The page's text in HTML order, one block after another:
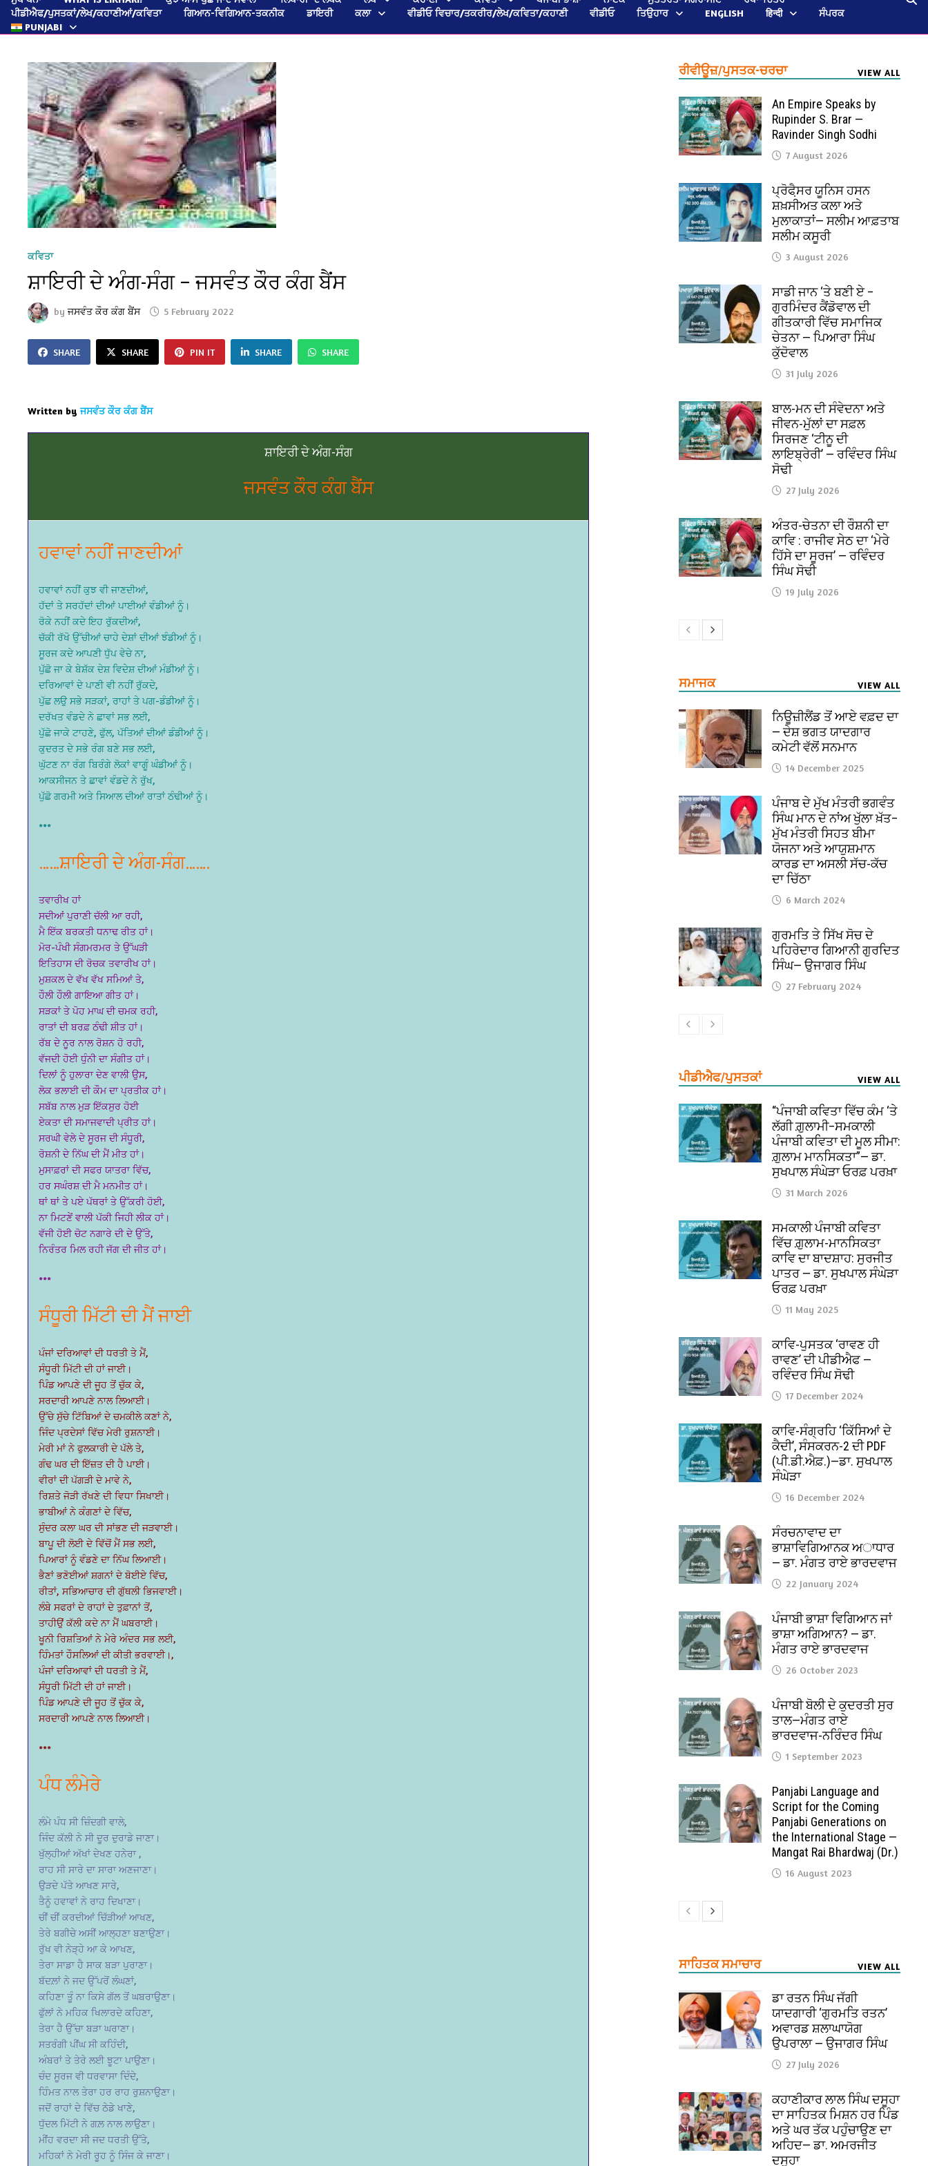
ਪੀਡੀਐਫ/ਪੁਸਤਕਾਂ/ਲੇਖ/ਕਹਾਣੀਆਂ/ਕਵਿਤਾ
ਗਿਆਨ-ਵਿਗਿਆਨ-ਤਕਨੀਕ ਡਾਇਰੀ ਕਲਾ ਵੀਡੀਓ ਵਿਚਾਰ/ਤਕਰੀਰ/ਲੇਖ/ਕਵਿਤਾ/ਕਹਾਣੀ ਵੀਡੀਓ ਤਿਉਹਾਰ ENGLISH हिन्दी
ਸੰਪਰਕ
PUNJABI
ਕਵਿਤਾ
ਸ਼ਾਇਰੀ ਦੇ ਅੰਗ-ਸੰਗ – ਜਸਵੰਤ ਕੌਰ ਕੰਗ ਬੈਂਸ
byਜਸਵੰਤ ਕੌਰ ਕੰਗ ਬੈਂਸ 5 February 2022
SHARE SHARE PIN IT SHARE SHARE
Written by ਜਸਵੰਤ ਕੌਰ ਕੰਗ ਬੈਂਸ
ਸ਼ਾਇਰੀ ਦੇ ਅੰਗ-ਸੰਗ
ਜਸਵੰਤ ਕੌਰ ਕੰਗ ਬੈਂਸ
ਹਵਾਵਾਂ ਨਹੀਂ ਜਾਣਦੀਆਂ
ਹਵਾਵਾਂ ਨਹੀਂ ਕੁਝ ਵੀ ਜਾਣਦੀਆਂ,
ਹੱਦਾਂ ਤੇ ਸਰਹੱਦਾਂ ਦੀਆਂ ਪਾਈਆਂ ਵੰਡੀਆਂ ਨੂੰ।
ਰੋਕੇ ਨਹੀਂ ਕਦੇ ਇਹ ਰੁੱਕਦੀਆਂ,
ਚੱਕੀ ਰੱਖੋ ਉੱਚੀਆਂ ਚਾਹੇ ਦੇਸ਼ਾਂ ਦੀਆਂ ਝੰਡੀਆਂ ਨੂੰ।
ਸੂਰਜ ਕਦੇ ਆਪਣੀ ਧੁੱਪ ਵੇਚੇ ਨਾ,
ਪੁੱਛੋ ਜਾ ਕੇ ਬੇਸ਼ੱਕ ਦੇਸ਼ ਵਿਦੇਸ਼ ਦੀਆਂ ਮੰਡੀਆਂ ਨੂੰ।
ਦਰਿਆਵਾਂ ਦੇ ਪਾਣੀ ਵੀ ਨਹੀਂ ਰੁੱਕਦੇ,
ਪੁੱਛ ਲਉ ਸਭੇ ਸੜਕਾਂ, ਰਾਹਾਂ ਤੇ ਪਗ-ਡੰਡੀਆਂ ਨੂੰ।
ਦਰੱਖਤ ਵੰਡਦੇ ਨੇ ਛਾਵਾਂ ਸਭ ਲਈ,
ਪੁੱਛੋ ਜਾਕੇ ਟਾਹਣੇ, ਫੁੱਲ, ਪੱਤਿਆਂ ਦੀਆਂ ਡੰਡੀਆਂ ਨੂੰ।
ਕੁਦਰਤ ਦੇ ਸਭੇ ਰੰਗ ਬਣੇ ਸਭ ਲਈ,
ਘੁੱਟਣ ਨਾ ਰੰਗ ਬਿਰੰਗੇ ਲੋਕਾਂ ਵਾਗੂੰ ਘੰਡੀਆਂ ਨੂੰ।
ਆਕਸੀਜਨ ਤੇ ਛਾਵਾਂ ਵੰਡਦੇ ਨੇ ਰੁੱਖ,
ਪੁੱਛੋ ਗਰਮੀ ਅਤੇ ਸਿਆਲ ਦੀਆਂ ਰਾਤਾਂ ਠੰਢੀਆਂ ਨੂੰ।
***
……ਸ਼ਾਇਰੀ ਦੇ ਅੰਗ-ਸੰਗ…….
ਤਵਾਰੀਖ ਹਾਂ
ਸਦੀਆਂ ਪੁਰਾਣੀ ਚੱਲੀ ਆ ਰਹੀ,
ਮੈ ਇੱਕ ਬਰਕਤੀ ਧਨਾਢ ਰੀਤ ਹਾਂ।
ਮੋਰ-ਪੰਖੀ ਸੰਗਮਰਮਰ ਤੇ ਉੱਘੜੀ
ਇਤਿਹਾਸ ਦੀ ਰੋਚਕ ਤਵਾਰੀਖ ਹਾਂ।
ਮੁਸ਼ਕਲ ਦੇ ਵੱਖ ਵੱਖ ਸਮਿਆਂ ਤੇ,
ਹੌਲੀ ਹੌਲੀ ਗਾਇਆ ਗੀਤ ਹਾਂ।
ਸੜਕਾਂ ਤੇ ਪੋਹ ਮਾਘ ਦੀ ਚਮਕ ਰਹੀ,
ਰਾਤਾਂ ਦੀ ਬਰਫ਼ ਠੰਢੀ ਸ਼ੀਤ ਹਾਂ।
ਰੱਬ ਦੇ ਨੂਰ ਨਾਲ ਰੋਸ਼ਨ ਹੋ ਰਹੀ,
ਵੱਜਦੀ ਹੋਈ ਧੁੰਨੀ ਦਾ ਸੰਗੀਤ ਹਾਂ।
ਦਿਲਾਂ ਨੂੰ ਹੁਲਾਰਾ ਦੇਣ ਵਾਲੀ ਉਸ,
ਲੋਕ ਭਲਾਈ ਦੀ ਕੌਮ ਦਾ ਪ੍ਰਤੀਕ ਹਾਂ।
ਸਬੱਬ ਨਾਲ ਮੁੜ ਇੱਕਸੁਰ ਹੋਈ
ਏਕਤਾ ਦੀ ਸਮਾਜਵਾਦੀ ਪ੍ਰੀਤ ਹਾਂ।
ਸਰਘੀ ਵੇਲੇ ਦੇ ਸੂਰਜ ਦੀ ਸੰਧੂਰੀ,
ਰੋਸ਼ਨੀ ਦੇ ਨਿੱਘ ਦੀ ਮੈਂ ਮੀਤ ਹਾਂ।
ਮੁਸਾਫ਼ਰਾਂ ਦੀ ਸਫਰ ਯਾਤਰਾ ਵਿੱਚ,
ਹਰ ਸਘੰਰਸ਼ ਦੀ ਮੈ ਮਨਮੀਤ ਹਾਂ।
ਥਾਂ ਥਾਂ ਤੇ ਪਏ ਪੱਥਰਾਂ ਤੇ ਉੱਕਰੀ ਹੋਈ,
ਨਾ ਮਿਟਣੇਂ ਵਾਲੀ ਪੱਕੀ ਜਿਹੀ ਲੀਕ ਹਾਂ।
ਵੱਜੀ ਹੋਈ ਚੋਟ ਨਗਾਰੇ ਦੀ ਦੇ ਉੱਤੇ,
ਨਿਰੰਤਰ ਮਿਲ ਰਹੀ ਜੱਗ ਦੀ ਜੀਤ ਹਾਂ।
***
ਸੰਧੂਰੀ ਮਿੱਟੀ ਦੀ ਮੈਂ ਜਾਈ
ਪੰਜਾਂ ਦਰਿਆਵਾਂ ਦੀ ਧਰਤੀ ਤੇ ਮੈਂ,
ਸੰਧੂਰੀ ਮਿੱਟੀ ਦੀ ਹਾਂ ਜਾਈ।
ਪਿੰਡ ਆਪਣੇ ਦੀ ਜੂਹ ਤੋਂ ਚੁੱਕ ਕੇ,
ਸਰਦਾਰੀ ਆਪਣੇ ਨਾਲ ਲਿਆਈ।
ਉੱਚੇ ਸੁੱਚੇ ਟਿੱਬਿਆਂ ਦੇ ਚਮਕੀਲੇ ਕਣਾਂ ਨੇ,
ਜਿੰਦ ਪ੍ਰਦੇਸਾਂ ਵਿੱਚ ਮੇਰੀ ਰੁਸ਼ਨਾਈ।
ਮੇਰੀ ਮਾਂ ਨੇ ਫੁਲਕਾਰੀ ਦੇ ਪੱਲੇ ਤੇ,
ਗੰਢ ਘਰ ਦੀ ਇੱਜ਼ਤ ਦੀ ਹੈ ਪਾਈ।
ਵੀਰਾਂ ਦੀ ਪੱਗੜੀ ਦੇ ਮਾਵੇ ਨੇ,
ਰਿਸ਼ਤੇ ਜੋੜੀ ਰੱਖਣੇ ਦੀ ਵਿਧਾ ਸਿਖਾਈ।
ਭਾਬੀਆਂ ਨੇ ਕੰਗਣਾਂ ਦੇ ਵਿੱਚ,
ਸੁੰਦਰ ਕਲਾ ਘਰ ਦੀ ਸਾਂਭਣ ਦੀ ਜੜਵਾਈ।
ਬਾਪੂ ਦੀ ਲੋਈ ਦੇ ਵਿੱਚੋਂ ਮੈਂ ਸਭ ਲਈ,
ਪਿਆਰਾਂ ਨੂੰ ਵੰਡਣੇ ਦਾ ਨਿੱਘ ਲਿਆਈ।
ਭੈਣਾਂ ਭਣੋਈਆਂ ਸ਼ਗਨਾਂ ਦੇ ਬੋਈਏ ਵਿੱਚ,
ਰੀਤਾਂ, ਸਭਿਆਚਾਰ ਦੀ ਗੁੱਥਲੀ ਭਿਜਵਾਈ।
ਲੰਬੇ ਸਫਰਾਂ ਦੇ ਰਾਹਾਂ ਦੇ ਤੁਫ਼ਾਨਾਂ ਤੋਂ,
ਤਾਹੀਉਂ ਕੱਲੀ ਕਦੇ ਨਾ ਮੈਂ ਘਬਰਾਈ।
ਖੂਨੀ ਰਿਸ਼ਤਿਆਂ ਨੇ ਮੇਰੇ ਅੰਦਰ ਸਭ ਲਈ,
ਹਿੰਮਤਾਂ ਹੌਸਲਿਆਂ ਦੀ ਕੀਤੀ ਭਰਵਾਈ।,
ਪੰਜਾਂ ਦਰਿਆਵਾਂ ਦੀ ਧਰਤੀ ਤੇ ਮੈਂ,
ਸੰਧੂਰੀ ਮਿੱਟੀ ਦੀ ਹਾਂ ਜਾਈ।
ਪਿੰਡ ਆਪਣੇ ਦੀ ਜੂਹ ਤੋਂ ਚੁੱਕ ਕੇ,
ਸਰਦਾਰੀ ਆਪਣੇ ਨਾਲ ਲਿਆਈ।
***
ਪੰਧ ਲੰਮੇਰੇ
ਲੰਮੇ ਪੰਧ ਸੀ ਜ਼ਿੰਦਗੀ ਵਾਲੇ,
ਜਿੰਦ ਕੱਲੀ ਨੇ ਸੀ ਦੂਰ ਦੁਰਾਡੇ ਜਾਣਾ।
ਖੁੱਲ੍ਹੀਆਂ ਅੱਖਾਂ ਦੇਖਣ ਹਨੇਰਾ ,
ਰਾਹ ਸੀ ਸਾਰੇ ਦਾ ਸਾਰਾ ਅਣਜਾਣਾ।
ਉੜਦੇ ਪੱਤੇ ਆਖਣ ਸਾਰੇ,
ਤੈਨੂੰ ਹਵਾਵਾਂ ਨੇ ਰਾਹ ਦਿਖਾਣਾ।
ਚੀਂ ਚੀਂ ਕਰਦੀਆਂ ਚਿੱੜੀਆਂ ਆਖਣ,
ਤੇਰੇ ਬਗੀਚੇ ਅਸੀਂ ਆਲ੍ਹਣਾ ਬਣਾਉਣਾ।
ਰੁੱਖ ਵੀ ਨੇੜ੍ਹੇ ਆ ਕੇ ਆਖਣ,
ਤੇਰਾ ਸਾਡਾ ਹੈ ਸਾਕ ਬੜਾ ਪੁਰਾਣਾ।
ਬੱਦਲ਼ਾਂ ਨੇ ਜਦ ਉੱਪਰੋਂ ਲੰਘਣਾਂ,
ਕਹਿਣਾ ਤੂੰ ਨਾ ਕਿਸੇ ਗੱਲ ਤੋਂ ਘਬਰਾਉਣਾ।
ਫੁੱਲਾਂ ਨੇ ਮਹਿਕ ਖਿਲਾਰਦੇ ਕਹਿਣਾ,
ਤੇਰਾ ਹੈ ਉੱਚਾ ਬੜਾ ਘਰਾਣਾ।
ਸਤਰੰਗੀ ਪੀਂਘ ਸੀ ਕਹਿੰਦੀ,
ਅੰਬਰਾਂ ਤੇ ਤੇਰੇ ਲਈ ਝੂਟਾ ਪਾਉਣਾ।
ਚੰਦ ਸੂਰਜ ਵੀ ਧਰਵਾਸਾ ਦਿੰਦੇ,
ਹਿੰਮਤ ਨਾਲ ਤੇਰਾ ਹਰ ਰਾਹ ਰੁਸ਼ਨਾਉਣਾ।
ਜਦੋਂ ਰਾਹਾਂ ਦੇ ਵਿੱਚ ਠੇਡੇ ਖਾਣੇ,
ਧੁੱਦਲ ਮਿੱਟੀ ਨੇ ਗਲ਼ ਨਾਲ ਲਾਉਣਾ।
ਮੀਂਹ ਵਰਦਾ ਸੀ ਜਦ ਧਰਤੀ ਉੱਤੇ,
ਮਹਿਕਾਂ ਨੇ ਮੇਰੀ ਰੂਹ ਨੂੰ ਸਿੰਜ ਕੇ ਜਾਣਾ।
ਰੀਵੀਊਜ਼/ਪੁਸਤਕ-ਚਰਚਾ VIEW ALL
An Empire Speaks by
Rupinder S. Brar —
Ravinder Singh Sodhi
7 August 2026
ਪ੍ਰੋਫੈ਼ਸਰ ਯੂਨਿਸ ਹਸਨ
ਸ਼ਖ਼ਸੀਅਤ ਕਲਾ ਅਤੇ
ਮੁਲਾਕਾਤਾਂ— ਸਲੀਮ ਆਫ਼ਤਾਬ
ਸਲੀਮ ਕਸੂਰੀ
3 August 2026
ਸਾਡੀ ਜਾਨ ‘ਤੇ ਬਣੀ ਏ –
ਗੁਰਮਿੰਦਰ ਕੈਂਡੋਵਾਲ ਦੀ
ਗੀਤਕਾਰੀ ਵਿੱਚ ਸਮਾਜਿਕ
ਚੇਤਨਾ — ਪਿਆਰਾ ਸਿੰਘ
ਕੁੱਦੋਵਾਲ
31 July 2026
ਬਾਲ-ਮਨ ਦੀ ਸੰਵੇਦਨਾ ਅਤੇ
ਜੀਵਨ-ਮੁੱਲਾਂ ਦਾ ਸਫ਼ਲ
ਸਿਰਜਣ ‘ਟੀਨੂ ਦੀ
ਲਾਇਬ੍ਰੇਰੀ’ — ਰਵਿੰਦਰ ਸਿੰਘ
ਸੋਢੀ
27 July 2026
ਅੰਤਰ-ਚੇਤਨਾ ਦੀ ਰੌਸ਼ਨੀ ਦਾ
ਕਾਵਿ : ਰਾਜੀਵ ਸੇਠ ਦਾ ‘ਮੇਰੇ
ਹਿੱਸੇ ਦਾ ਸੂਰਜ’ — ਰਵਿੰਦਰ
ਸਿੰਘ ਸੋਢੀ
19 July 2026
ਸਮਾਜਕ VIEW ALL
ਨਿਊਜ਼ੀਲੈਂਡ ਤੋਂ ਆਏ ਵਫ਼ਦ ਦਾ
— ਦੇਸ਼ ਭਗਤ ਯਾਦਗਾਰ
ਕਮੇਟੀ ਵੱਲੋਂ ਸਨਮਾਨ
14 December 2025
ਪੰਜਾਬ ਦੇ ਮੁੱਖ ਮੰਤਰੀ ਭਗਵੰਤ
ਸਿੰਘ ਮਾਨ ਦੇ ਨਾਂਅ ਖੁੱਲਾ ਖ਼ੱਤ–
ਮੁੱਖ ਮੰਤਰੀ ਸਿਹਤ ਬੀਮਾ
ਯੋਜਨਾ ਅਤੇ ਆਯੁਸ਼ਮਾਨ
ਕਾਰਡ ਦਾ ਅਸਲੀ ਸੱਚ-ਕੱਚ
ਦਾ ਚਿੱਠਾ
6 March 2024
ਗੁਰਮਤਿ ਤੇ ਸਿੱਖ ਸੋਚ ਦੇ
ਪਹਿਰੇਦਾਰ ਗਿਆਨੀ ਗੁਰਦਿਤ
ਸਿੰਘ— ਉਜਾਗਰ ਸਿੰਘ
27 February 2024
ਪੀਡੀਐਫ/ਪੁਸਤਕਾਂ VIEW ALL
“ਪੰਜਾਬੀ ਕਵਿਤਾ ਵਿੱਚ ਕੰਮ ‘ਤੇ
ਲੱਗੀ ਗ਼ੁਲਾਮੀ–ਸਮਕਾਲੀ
ਪੰਜਾਬੀ ਕਵਿਤਾ ਦੀ ਮੂਲ ਸੀਮਾ:
ਗ਼ੁਲਾਮ ਮਾਨਸਿਕਤਾ”— ਡਾ.
ਸੁਖਪਾਲ ਸੰਘੇੜਾ ਓਰਫ਼ ਪਰਖ਼ਾ
31 March 2026
ਸਮਕਾਲੀ ਪੰਜਾਬੀ ਕਵਿਤਾ
ਵਿੱਚ ਗ਼ੁਲਾਮ-ਮਾਨਸਿਕਤਾ
ਕਾਵਿ ਦਾ ਬਾਦਸ਼ਾਹ: ਸੁਰਜੀਤ
ਪਾਤਰ — ਡਾ. ਸੁਖਪਾਲ ਸੰਘੇੜਾ
ਓਰਫ਼ ਪਰਖ਼ਾ
11 May 2025
ਕਾਵਿ-ਪੁਸਤਕ ‘ਰਾਵਣ ਹੀ
ਰਾਵਣ’ ਦੀ ਪੀਡੀਐਫ —
ਰਵਿੰਦਰ ਸਿੰਘ ਸੋਢੀ
17 December 2024
ਕਾਵਿ-ਸੰਗ੍ਰਹਿ ‘ਕਿੱਸਿਆਂ ਦੇ
ਕੈਦੀ’, ਸੰਸਕਰਨ-2 ਦੀ PDF
(ਪੀ.ਡੀ.ਐਫ਼.)—ਡਾ. ਸੁਖਪਾਲ
ਸੰਘੇੜਾ
16 December 2024
ਸੰਰਚਨਾਵਾਦ ਦਾ
ਭਾਸ਼ਾਵਿਗਿਆਨਕ ਅਾਧਾਰ
— ਡਾ. ਮੰਗਤ ਰਾਏ ਭਾਰਦਵਾਜ
22 January 2024
ਪੰਜਾਬੀ ਭਾਸ਼ਾ ਵਿਗਿਆਨ ਜਾਂ
ਭਾਸ਼ਾ ਅਗਿਆਨ? — ਡਾ.
ਮੰਗਤ ਰਾਏ ਭਾਰਦਵਾਜ
26 October 2023
ਪੰਜਾਬੀ ਬੋਲੀ ਦੇ ਕੁਦਰਤੀ ਸੁਰ
ਤਾਲ—ਮੰਗਤ ਰਾਏ
ਭਾਰਦਵਾਜ-ਨਰਿੰਦਰ ਸਿੰਘ
1 September 2023
Panjabi Language and
Script for the Coming
Panjabi Generations on
the International Stage —
Mangat Rai Bhardwaj (Dr.)
16 August 2023
ਸਾਹਿਤਕ ਸਮਾਚਾਰ VIEW ALL
ਡਾ ਰਤਨ ਸਿੰਘ ਜੱਗੀ
ਯਾਦਗਾਰੀ ‘ਗੁਰਮਤਿ ਰਤਨ’
ਅਵਾਰਡ ਸ਼ਲਾਘਾਯੋਗ
ਉਪਰਾਲਾ — ਉਜਾਗਰ ਸਿੰਘ
27 July 2026
ਕਹਾਣੀਕਾਰ ਲਾਲ ਸਿੰਘ ਦਸੂਹਾ
ਦਾ ਸਾਹਿਤਕ ਮਿਸ਼ਨ ਹਰ ਪਿੰਡ
ਅਤੇ ਘਰ ਤੱਕ ਪਹੁੰਚਾਉਣ ਦਾ
ਅਹਿਦ— ਡਾ. ਅਮਰਜੀਤ
ਦਸੂਹਾ